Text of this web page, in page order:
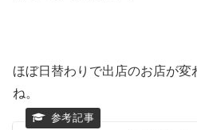
ほぼ日替わりで出店のお店が
ね。